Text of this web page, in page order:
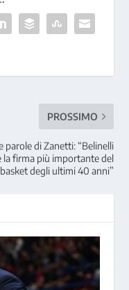
PROSSIMO
parole di Zanetti: “Belinelli
la firma più importante del
basket degli ultimi 40 anni”